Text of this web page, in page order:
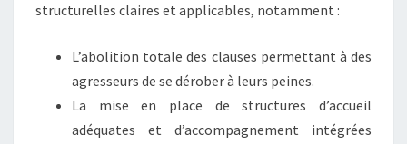
structurelles claires et applicables, notamment :
L’abolition totale des clauses permettant à des
agresseurs de se dérober à leurs peines.
La mise en place de structures d’accueil
adéquates et d’accompagnement intégrées